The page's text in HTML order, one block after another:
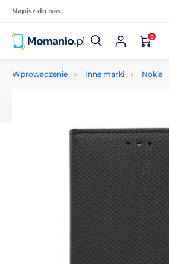
Napisz do nas
0
Wprowadzenie Inne marki Nokia